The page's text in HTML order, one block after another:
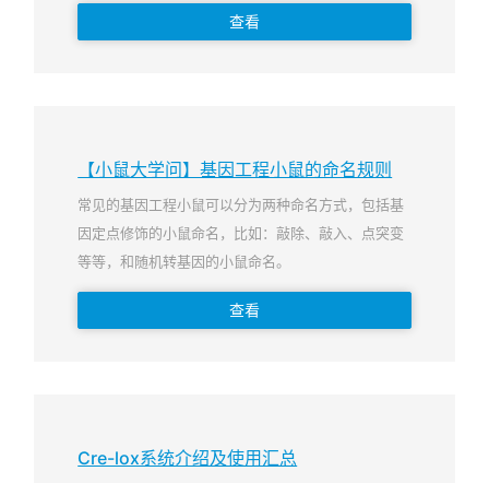
查看
【小鼠大学问】基因工程小鼠的命名规则
常见的基因工程小鼠可以分为两种命名方式，包括基
因定点修饰的小鼠命名，比如：敲除、敲入、点突变
等等，和随机转基因的小鼠命名。
查看
Cre-lox系统介绍及使用汇总